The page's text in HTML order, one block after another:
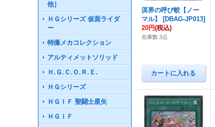
他］
ＨＧシリーズ 仮面ライダ
ー
特撮メカコレクション
アルティメットソリッド
Ｈ.Ｇ.Ｃ.Ｏ.Ｒ.Ｅ.
ＨＧシリーズ
ＨＧＩＦ 聖闘士星矢
ＨＧＩＦ
溟界の呼び蛟【ノー
マル】
[DBAG-JP013]
20円(税込)
在庫数 3点